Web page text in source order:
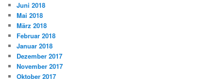
Juni 2018
Mai 2018
März 2018
Februar 2018
Januar 2018
Dezember 2017
November 2017
Oktober 2017